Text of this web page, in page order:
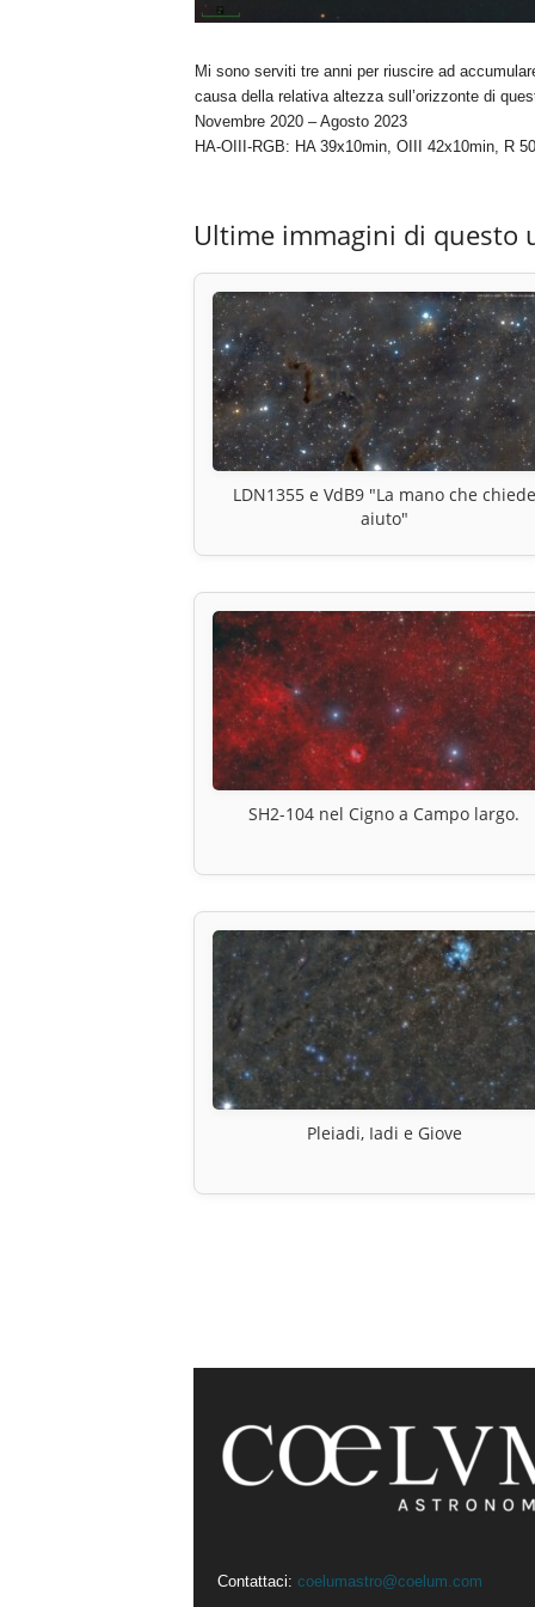
Mi sono serviti tre anni per riuscire ad
causa della relativa altezza sull’orizzonte di
Novembre 2020 – Agosto 2023
HA-OIII-RGB: HA 39x10min, OIII 42x10min, R
Ultime immagini di questo
LDN1355 e VdB9 "La mano che chiede
aiuto"
SH2-104 nel Cigno a Campo largo.
Pleiadi, Iadi e Giove
Contattaci: coelumastro@coelum.com